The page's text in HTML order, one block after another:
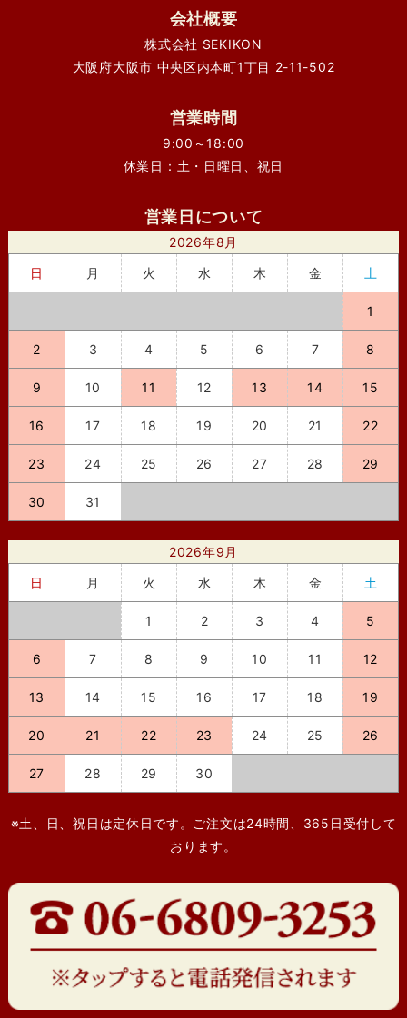
会社概要
株式会社 SEKIKON
大阪府大阪市 中央区内本町1丁目 2-11-502
営業時間
9:00～18:00
休業日：土・日曜日、祝日
営業日について
2026年8月
日
月 火 水 木 金 土
1
2 3 4 5 6 7 8
9 10 11 12 13 14 15
16 17 18 19 20 21 22
23 24 25 26 27 28 29
30 31
2026年9月
日
月 火 水 木 金 土
1 2 3 4 5
6 7 8 9 10 11 12
13 14 15 16 17 18 19
20 21 22 23 24 25 26
27 28 29 30
※土、日、祝日は定休日です。ご注文は24時間、365日受付して
おります。